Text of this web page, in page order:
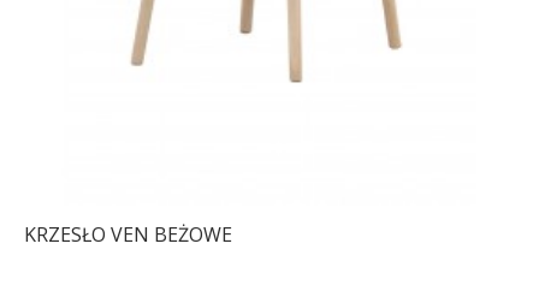
KRZESŁO VEN BEŻOWE